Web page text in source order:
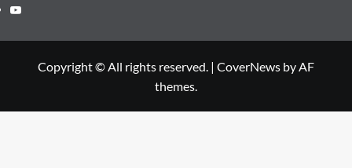
Youtube
Copyright © All rights reserved. | CoverNews by AF
themes.